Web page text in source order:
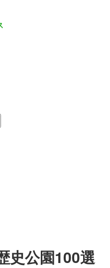
史公園100選